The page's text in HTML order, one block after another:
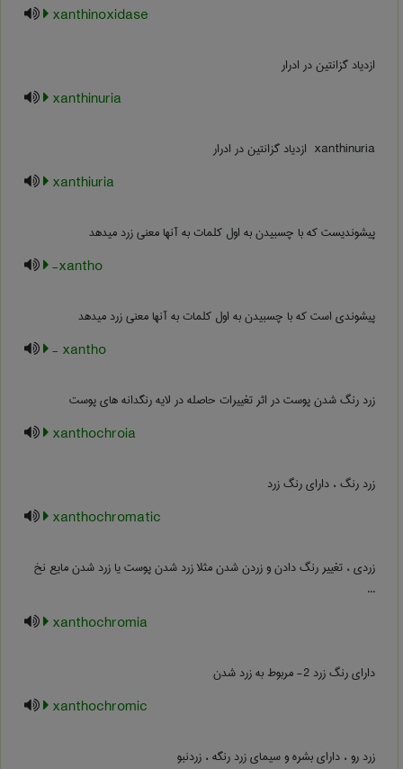
xanthinoxidase
ازدیاد گزانتین در ادرار
xanthinuria
‎ xanthinuria ازدیاد گزانتین در ادرار
xanthiuria
پیشوندیست که با چسبیدن به اول کلمات به آنها معنی زرد میدهد
xantho-
پیشوندی است که با چسبیدن به اول کلمات به آنها معنی زرد میدهد
xantho -
زرد رنگ شدن پوست در اثر تغییرات حاصله در لایه رنگدانه های پوست
xanthochroia
زرد رنگ ، دارای رنگ زرد
xanthochromatic
زردی ، تغییر رنگ دادن و زردن شدن مثلا زرد شدن پوست یا زرد شدن مایع نخ
...
xanthochromia
دارای رنگ زرد 2- مربوط به زرد شدن
xanthochromic
زرد رو ، دارای بشره و سیمای زرد رنگه ، زردنبو